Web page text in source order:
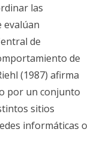
las
evalúan
de
de
(1987) afirma
por un conjunto
sitios
informáticas o